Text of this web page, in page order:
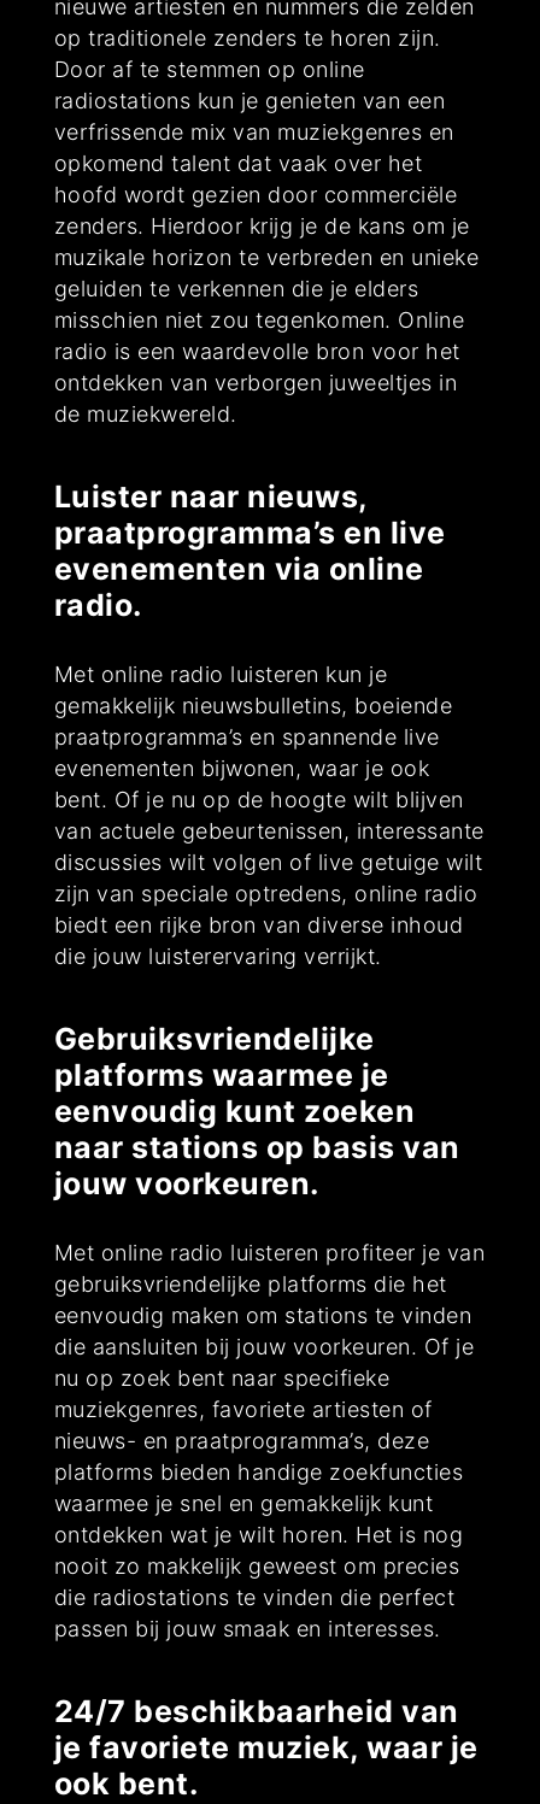
nieuwe artiesten en nummers die zelden
op traditionele zenders te horen zijn.
Door af te stemmen op online
radiostations kun je genieten van een
verfrissende mix van muziekgenres en
opkomend talent dat vaak over het
hoofd wordt gezien door commerciële
zenders. Hierdoor krijg je de kans om je
muzikale horizon te verbreden en unieke
geluiden te verkennen die je elders
misschien niet zou tegenkomen. Online
radio is een waardevolle bron voor het
ontdekken van verborgen juweeltjes in
de muziekwereld.
Luister naar nieuws,
praatprogramma’s en live
evenementen via online
radio.
Met online radio luisteren kun je
gemakkelijk nieuwsbulletins, boeiende
praatprogramma’s en spannende live
evenementen bijwonen, waar je ook
bent. Of je nu op de hoogte wilt blijven
van actuele gebeurtenissen, interessante
discussies wilt volgen of live getuige wilt
zijn van speciale optredens, online radio
biedt een rijke bron van diverse inhoud
die jouw luisterervaring verrijkt.
Gebruiksvriendelijke
platforms waarmee je
eenvoudig kunt zoeken
naar stations op basis van
jouw voorkeuren.
Met online radio luisteren profiteer je van
gebruiksvriendelijke platforms die het
eenvoudig maken om stations te vinden
die aansluiten bij jouw voorkeuren. Of je
nu op zoek bent naar specifieke
muziekgenres, favoriete artiesten of
nieuws- en praatprogramma’s, deze
platforms bieden handige zoekfuncties
waarmee je snel en gemakkelijk kunt
ontdekken wat je wilt horen. Het is nog
nooit zo makkelijk geweest om precies
die radiostations te vinden die perfect
passen bij jouw smaak en interesses.
24/7 beschikbaarheid van
je favoriete muziek, waar je
ook bent.